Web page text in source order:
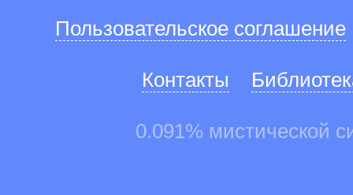
Пользовательское соглашение
Контакты
0.091% мистической